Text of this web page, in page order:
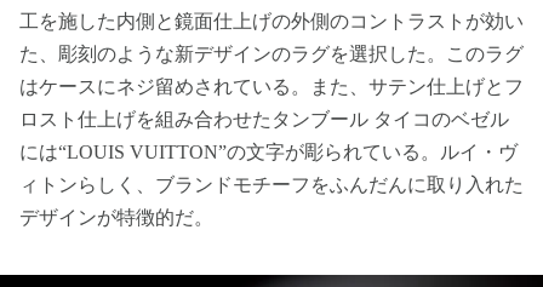
工を施した内側と鏡面仕上げの外側のコントラストが効い
た、彫刻のような新デザインのラグを選択した。このラグ
はケースにネジ留めされている。また、サテン仕上げとフ
ロスト仕上げを組み合わせたタンブール タイコのベゼル
には“LOUIS VUITTON”の文字が彫られている。ルイ・ヴ
ィトンらしく、ブランドモチーフをふんだんに取り入れた
デザインが特徴的だ。